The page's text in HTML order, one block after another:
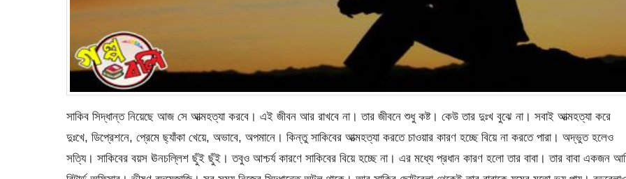
সাকিব সিদ্ধান্ত নিয়েছে আজ সে আত্মহত্যা করবে‌। এই জীবন আর রাখবে না। তার জীবনে শুধু কষ্ট। কেউ তার দুঃখ বুঝে না। সবাই আত্মহত্যা করে
দুঃখে, ডিপ্রেশনে, প্রেমে ছ্যাঁকা খেয়ে, অভাবে, অপমানে। কিন্তু সাকিবের আত্মহত্যা করতে চাওয়ার কারণ হচ্ছে বিয়ে না করতে পারা। অদ্ভুত হলেও
সত্যি। সাকিবের বয়স ঊনচল্লিশ ছুঁই ছুঁই। তবুও আশ্চর্য কারণে সাকিবের বিয়ে হচ্ছে না। এর মধ্যে প্রধান কারণ হলো তার বাবা। তার বাবা একজন